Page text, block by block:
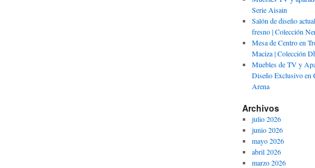
Serie Aisain
Salón de diseño
fresno | Colección
Mesa de Centro en
Maciza | Colección
Muebles de TV y
Diseño Exclusivo en
Arena
Archivos
julio 2026
junio 2026
mayo 2026
abril 2026
marzo 2026